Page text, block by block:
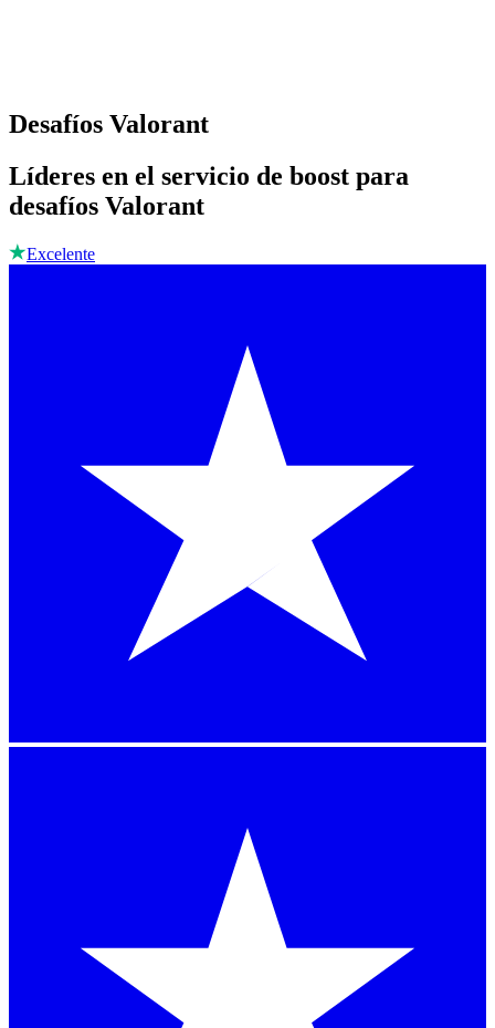
Desafíos Valorant
Líderes en el servicio de boost para
desafíos Valorant
Excelente